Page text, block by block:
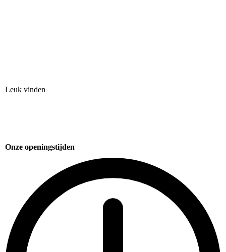
Leuk vinden
Onze openingstijden